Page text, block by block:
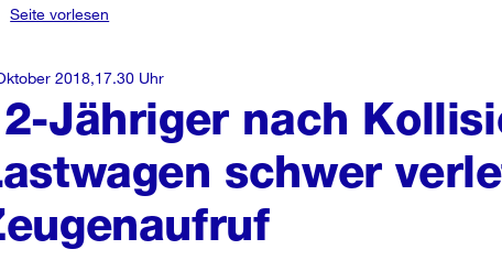
Jähriger nach
schwer
Seite vorlesen
2018,17.30 Uhr